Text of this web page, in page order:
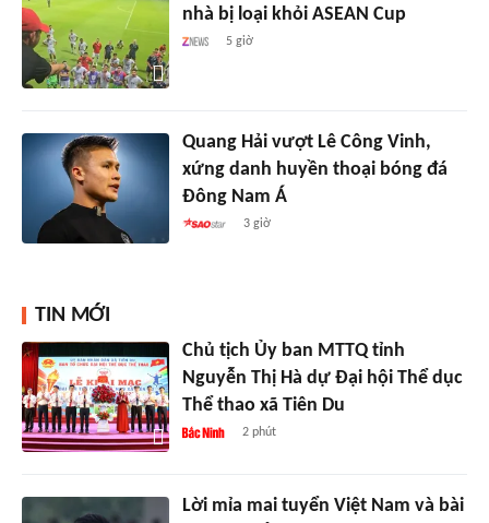
nhà bị loại khỏi ASEAN Cup
5 giờ
Quang Hải vượt Lê Công Vinh,
xứng danh huyền thoại bóng đá
Đông Nam Á
3 giờ
TIN MỚI
Chủ tịch Ủy ban MTTQ tỉnh
Nguyễn Thị Hà dự Đại hội Thể dục
Thể thao xã Tiên Du
2 phút
Lời mỉa mai tuyển Việt Nam và bài